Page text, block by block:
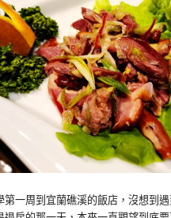
第一周到宜蘭礁溪的飯店，沒想到